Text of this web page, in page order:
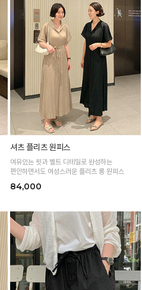
셔츠 플리츠 원피스
여유있는 핏과 벨트 디테일로 완성하는
편안하면서도 여성스러운 플리츠 롱 원피스
84,000